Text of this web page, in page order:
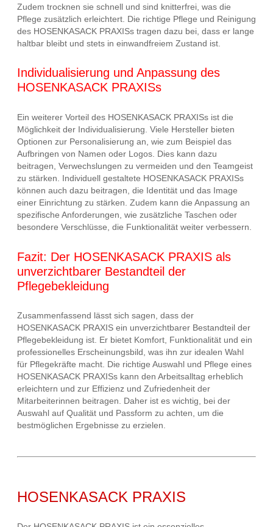
Zudem trocknen sie schnell und sind knitterfrei, was die
Pflege zusätzlich erleichtert. Die richtige Pflege und Reinigung
des HOSENKASACK PRAXISs tragen dazu bei, dass er lange
haltbar bleibt und stets in einwandfreiem Zustand ist.
Individualisierung und Anpassung des
HOSENKASACK PRAXISs
Ein weiterer Vorteil des HOSENKASACK PRAXISs ist die
Möglichkeit der Individualisierung. Viele Hersteller bieten
Optionen zur Personalisierung an, wie zum Beispiel das
Aufbringen von Namen oder Logos. Dies kann dazu
beitragen, Verwechslungen zu vermeiden und den Teamgeist
zu stärken. Individuell gestaltete HOSENKASACK PRAXISs
können auch dazu beitragen, die Identität und das Image
einer Einrichtung zu stärken. Zudem kann die Anpassung an
spezifische Anforderungen, wie zusätzliche Taschen oder
besondere Verschlüsse, die Funktionalität weiter verbessern.
Fazit: Der HOSENKASACK PRAXIS als
unverzichtbarer Bestandteil der
Pflegebekleidung
Zusammenfassend lässt sich sagen, dass der
HOSENKASACK PRAXIS ein unverzichtbarer Bestandteil der
Pflegebekleidung ist. Er bietet Komfort, Funktionalität und ein
professionelles Erscheinungsbild, was ihn zur idealen Wahl
für Pflegekräfte macht. Die richtige Auswahl und Pflege eines
HOSENKASACK PRAXISs kann den Arbeitsalltag erheblich
erleichtern und zur Effizienz und Zufriedenheit der
Mitarbeiterinnen beitragen. Daher ist es wichtig, bei der
Auswahl auf Qualität und Passform zu achten, um die
bestmöglichen Ergebnisse zu erzielen.
HOSENKASACK PRAXIS